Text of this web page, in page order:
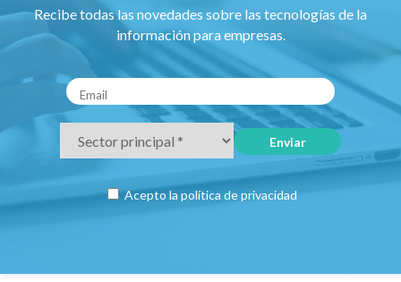
Recibe todas las novedades sobre las tecnologías de la
información para empresas.
Acepto la política de privacidad